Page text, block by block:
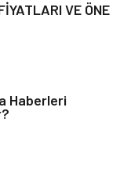
VE ÖNE
Haberleri